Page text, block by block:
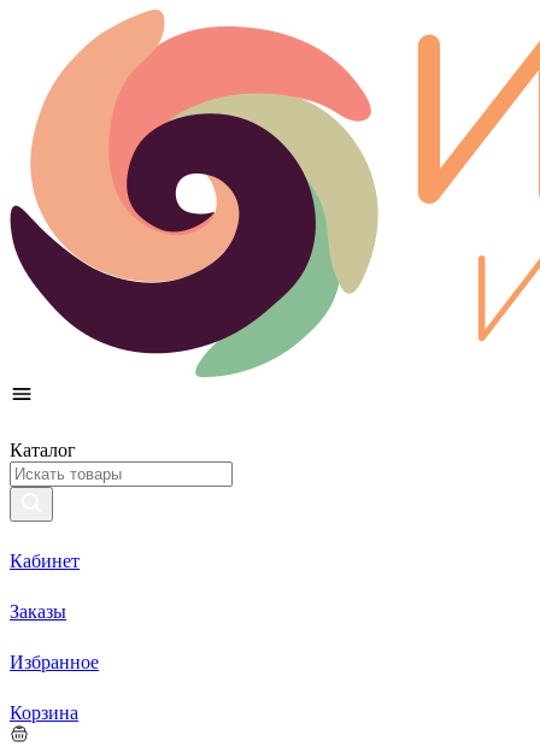
Каталог
Кабинет
Заказы
Избранное
Корзина